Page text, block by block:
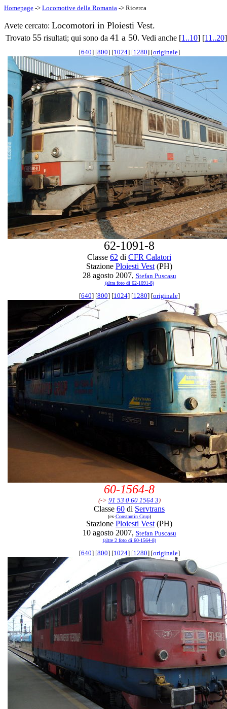
Homepage -> Locomotive della Romania -> Ricerca
Avete cercato: Locomotori in Ploiesti Vest.
Trovato 55 risultati; qui sono da 41 a 50. Vedi anche [1..10] [11..20
[640] [800] [1024] [1280] [originale]
62-1091-8
Classe 62 di CFR Calatori
Stazione Ploiesti Vest (PH)
28 agosto 2007, Stefan Puscasu
(altra foto di 62-1091-8)
[640] [800] [1024] [1280] [originale]
60-1564-8
(-> 91 53 0 60 1564 3)
Classe 60 di Servtrans
(ex-Constantin Grup)
Stazione Ploiesti Vest (PH)
10 agosto 2007, Stefan Puscasu
(altre 2 foto di 60-1564-8)
[640] [800] [1024] [1280] [originale]